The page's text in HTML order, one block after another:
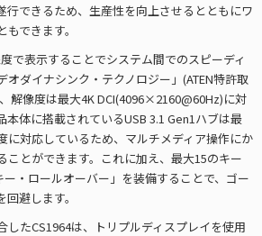
行できるため、生産性を向上させるとともにワ
できます。
で表示することでシステム間でのスピーディ
オダイナシンク・テクノロジー」(ATEN特許取
解像度は最大4K DCI(4096×2160@60Hz)に対
本体に搭載されているUSB 3.1 Gen1ハブは最
に対応しているため、マルチメディア操作にか
ことができます。これに加え、最大15のキー
・ロールオーバー」を装備することで、ゴー
避します。
したCS1964は、トリプルディスプレイを使用